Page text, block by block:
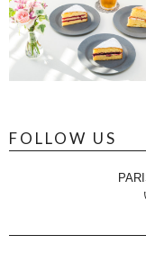
FOLLOW US